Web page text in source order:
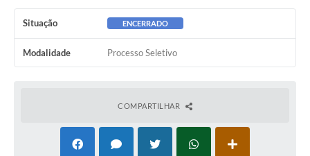
Situação ENCERRADO
Modalidade Processo Seletivo
COMPARTILHAR